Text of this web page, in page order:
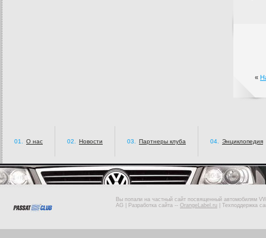
«
01. О нас 02. Новости 03. Партнеры клуба 04. Энциклопедия
Вы попали на частный сайт посвященный автомобилям
AG |
Разработка сайта -- OrangeLabel.ru Техподдержка